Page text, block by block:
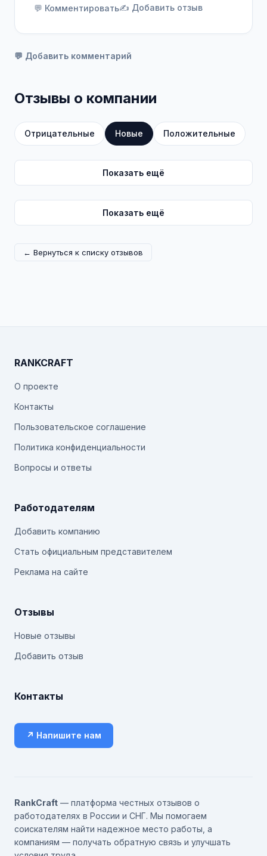
💬 Комментировать✍️ Добавить отзыв
💬 Добавить комментарий
Отзывы о компании
Отрицательные Новые Положительные
Показать ещё
Показать ещё
← Вернуться к списку отзывов
RANKCRAFT
О проекте
Контакты
Пользовательское соглашение
Политика конфиденциальности
Вопросы и ответы
Работодателям
Добавить компанию
Стать официальным представителем
Реклама на сайте
Отзывы
Новые отзывы
Добавить отзыв
Контакты
↗ Напишите нам
RankCraft — платформа честных отзывов о
работодателях в России и СНГ. Мы помогаем
соискателям найти надежное место работы, а
компаниям — получать обратную связь и улучшать